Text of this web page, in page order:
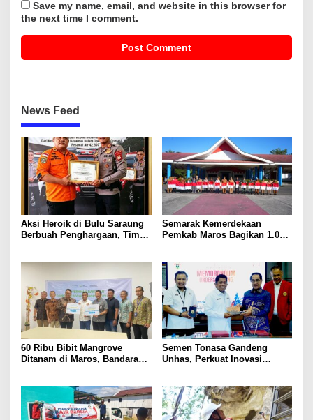
Save my name, email, and website in this browser for
the next time I comment.
News Feed
Aksi Heroik di Bulu Saraung
Berbuah Penghargaan, Tim
Semarak Kemerdekaan
Pemkab Maros Bagikan 1.000
60 Ribu Bibit Mangrove
Ditanam di Maros, Bandara
Semen Tonasa Gandeng
Unhas, Perkuat Inovasi